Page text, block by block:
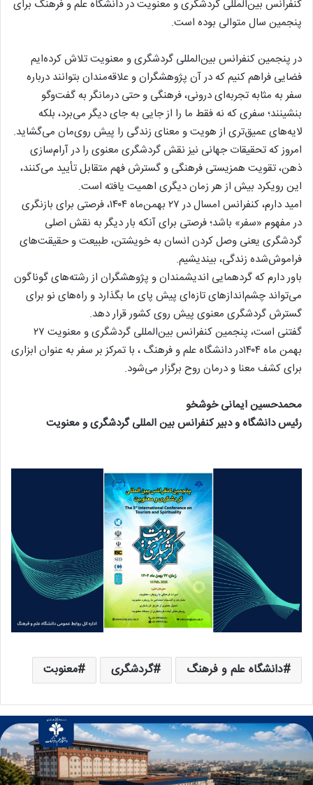
کنفرانس بین‌المللی گردشگری و معنویت در دانشگاه علم و فرهنگ برای
پنجمین سال متوالی بوده است.
در پنجمین کنفرانس بین‌المللی گردشگری و معنویت تلاش کرده‌ایم
فضایی فراهم کنیم که در آن پژوهشگران و علاقه‌مندان بتوانند درباره
سفر به مثابه تجربه‌ای درونی، فرهنگی و حتی درمانگر به گفت‌وگو
بنشینند؛ سفری که نه فقط ما را از جایی به جای دیگر می‌برد، بلکه
لایه‌های عمیق‌تری از هویت و معنای زندگی را پیش روی‌مان می‌گشاید.
امروز که تحقیقات جهانی نیز نقش گردشگری معنوی را در آرام‌سازی
ذهن، تقویت همزیستی فرهنگی و گسترش فهم متقابل تأیید می‌کنند،
این رویکرد بیش از هر زمان دیگری اهمیت یافته است.
امید دارم، کنفرانس امسال در ۲۷ بهمن‌ماه ۱۴۰۴، فرصتی برای بازنگری
در مفهوم «سفر» باشد؛ فرصتی برای آنکه بار دیگر به نقش اصلی
گردشگری یعنی وصل کردن انسان به خویشتن، طبیعت و حقیقت‌های
فراموش‌شده زندگی، بیندیشیم.
باور دارم که گردهمایی اندیشمندان و پژوهشگران از رشته‌های گوناگون
می‌تواند چشم‌اندازهای تازه‌ای پیش پای ما بگذارد و راه‌های نو برای
گسترش گردشگری معنوی پیش روی کشور قرار دهد.
گفتنی است، پنجمین کنفرانس بین‌المللی گردشگری و معنویت ۲۷
بهمن ماه ۱۴۰۴در دانشگاه علم و فرهنگ ، با تمرکز بر سفر به عنوان ابزاری
برای کشف معنا و درمان روح برگزار می‌شود.
محمدحسین ایمانی خوشخو
رئیس دانشگاه و دبیر کنفرانس بین المللی گردشگری و معنویت
دانشگاه علم و فرهنگ گردشگری معنوبت